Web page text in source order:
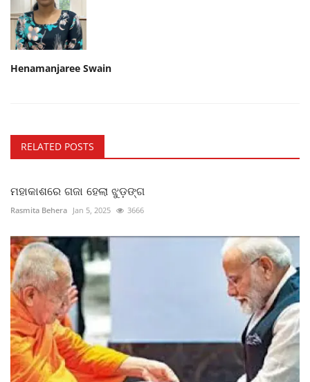
Henamanjaree Swain
RELATED POSTS
ମହାକାଶରେ ଗଜା ହେଲା ଝୁଡ଼ଙ୍ଗ
Rasmita Behera Jan 5, 2025 3666